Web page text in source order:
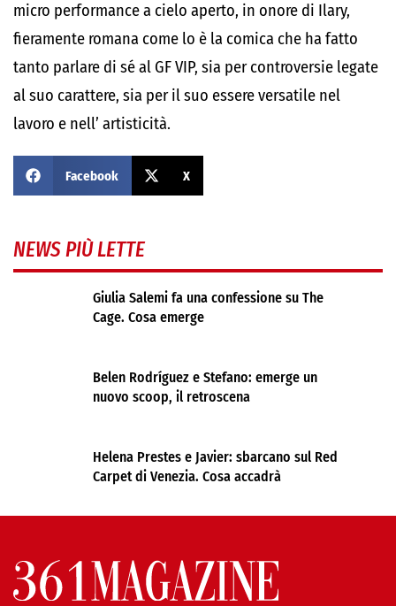
micro performance a cielo aperto, in onore di Ilary,
fieramente romana come lo è la comica che ha fatto
tanto parlare di sé al GF VIP, sia per controversie legate
al suo carattere, sia per il suo essere versatile nel
lavoro e nell’ artisticità.
Facebook X
NEWS PIÙ LETTE
Giulia Salemi fa una confessione su The
Cage. Cosa emerge
Belen Rodríguez e Stefano: emerge un
nuovo scoop, il retroscena
Helena Prestes e Javier: sbarcano sul Red
Carpet di Venezia. Cosa accadrà